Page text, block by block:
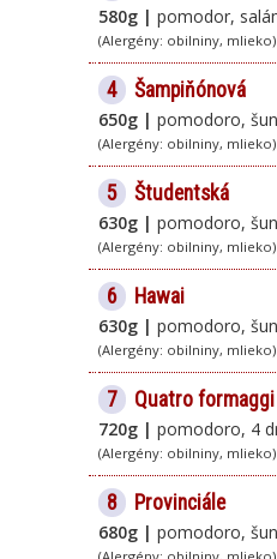
580g | pomodor,
(Alergény: obilniny, mlieko)
4 Šampiňónová
650g | pomodoro,
(Alergény: obilniny, mlieko)
5 Študentská
630g | pomodoro,
(Alergény: obilniny, mlieko)
6 Hawai
630g | pomodoro,
(Alergény: obilniny, mlieko)
7 Quatro formaggi
720g | pomodoro, 4
(Alergény: obilniny, mlieko)
8 Provinciále
680g | pomodoro,